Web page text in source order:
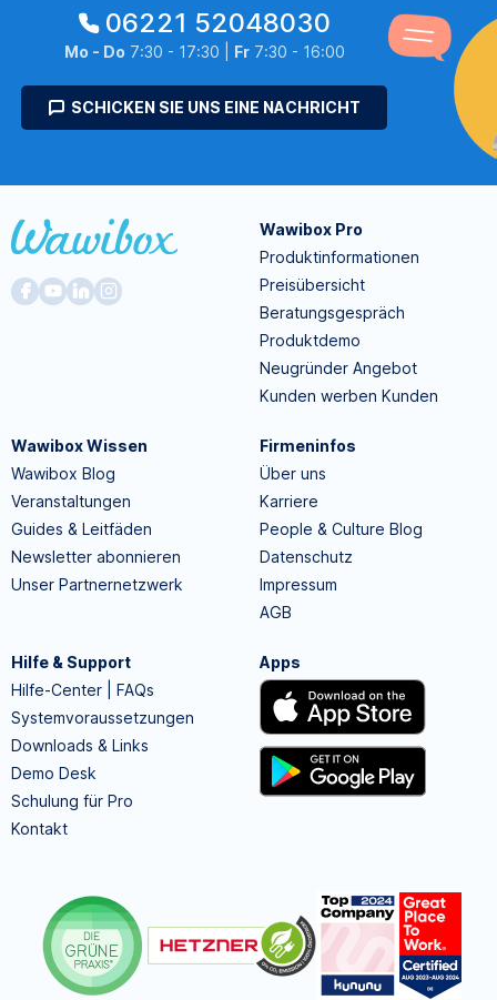
06221 52048030
Mo - Do 7:30 - 17:30 | Fr7:30 - 16:00
SCHICKEN SIE UNS EINE NACHRICHT
Wawibox Pro
Produktinformationen
Preisübersicht
Beratungsgespräch
Produktdemo
Neugründer Angebot
Kunden werben Kunden
Wawibox Wissen
Wawibox Blog
Veranstaltungen
Guides & Leitfäden
Newsletter abonnieren
Unser Partnernetzwerk
Firmeninfos
Über uns
Karriere
People & Culture Blog
Datenschutz
Impressum
AGB
Hilfe & Support
Hilfe-Center | FAQs
Systemvoraussetzungen
Downloads & Links
Demo Desk
Schulung für Pro
Kontakt
Apps